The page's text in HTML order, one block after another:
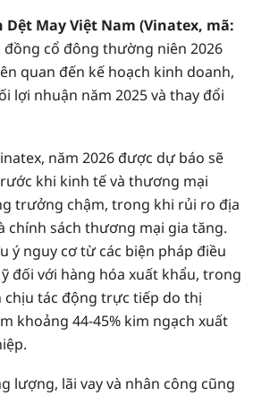
Dệt May Việt Nam (Vinatex, mã:
cổ đông thường niên 2026
quan đến kế hoạch kinh doanh,
lợi nhuận năm 2025 và thay đổi
năm 2026 được dự báo sẽ
khi kinh tế và thương mại
trưởng chậm, trong khi rủi ro địa
chính sách thương mại gia tăng.
ý nguy cơ từ các biện pháp điều
đối với hàng hóa xuất khẩu, trong
chịu tác động trực tiếp do thị
khoảng 44-45% kim ngạch xuất
lượng, lãi vay và nhân công cũng